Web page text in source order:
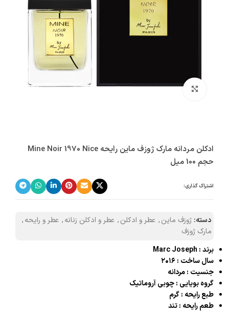
بزرگنمایی تصویر
ادکلن مردانه مارک ژوزف ماین رایحه Mine Noir 1970 Nice
حجم 100 میل
اشتراک گذاری:
دسته: ژوزف ماین, عطر و ادکلن, عطر و ادکلن زنانه, عطر و رایحه,
مارک ژوزف
برند : Marc Joseph
سال ساخت : ۲۰۱۶
جنسیت : مردانه
گروه بویایی :چوبی آروماتیک
طبع رایحه :گرم
طعم رایحه :تند